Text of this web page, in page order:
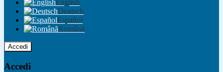
English
Deutsch
Español
Română
Accedi
Accedi